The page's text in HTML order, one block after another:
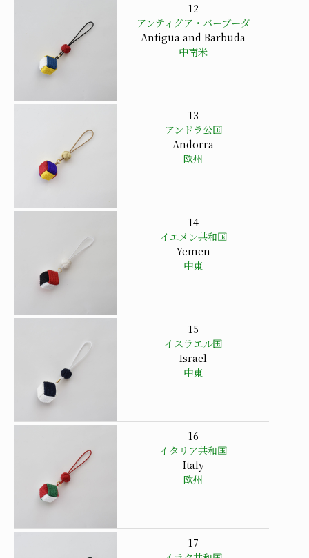
12
アンティグア・バーブーダ
Antigua and Barbuda
中南米
13
アンドラ公国
Andorra
欧州
14
イエメン共和国
Yemen
中東
15
イスラエル国
Israel
中東
16
イタリア共和国
Italy
欧州
17